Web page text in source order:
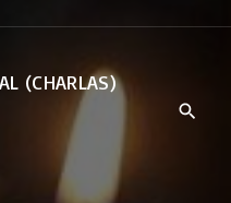
(CHARLAS)